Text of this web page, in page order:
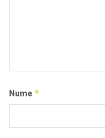
Nume *